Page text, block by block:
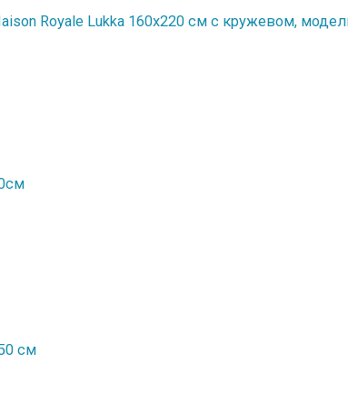
Royale Lukka 160х220 см с кружевом,
см